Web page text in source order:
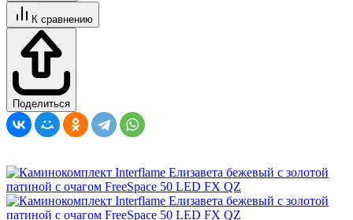
К сравнению
Поделиться